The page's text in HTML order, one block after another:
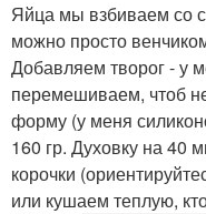
Яйца мы взбиваем со
можно просто
Добавляем творог - у
перемешиваем, чтоб
форму (у меня
160 гр. Духовку на 40
корочки
или кушаем теплую,